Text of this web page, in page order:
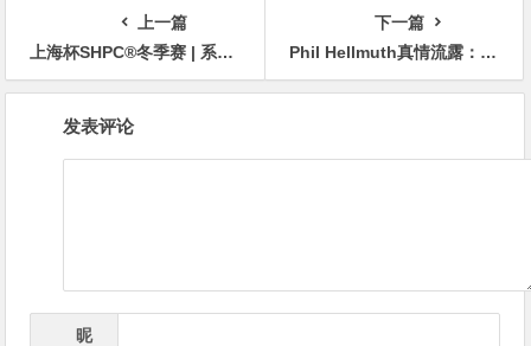
逆袭夺超级豪客赛冠军！
上一篇
上海杯SHPC®冬季赛 | 系列赛年度收官之战正式打响，鲁鹏实现开门红，斩获本次大赛首座奖杯！
下一篇
Phil Hellmuth真情流露：我想要向人们展示我仍是顶尖中的顶尖
发表评论
昵